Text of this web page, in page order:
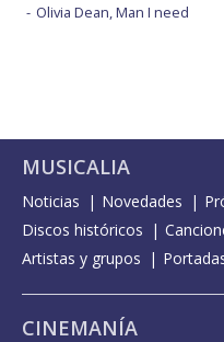
Olivia Dean, Man I need
MUSICALIA
Noticias Novedades
Discos históricos
Artistas y grupos
CINEMANÍA